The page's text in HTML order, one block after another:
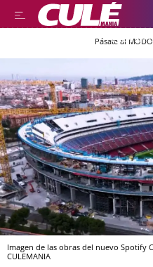
LEER EN
Pásate al
Imagen de las obras del nuevo Spotify
CULEMANIA